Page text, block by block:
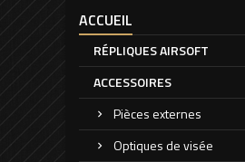
ACCUEIL
RÉPLIQUES AIRSOFT
ACCESSOIRES
Pièces externes
Optiques de visée